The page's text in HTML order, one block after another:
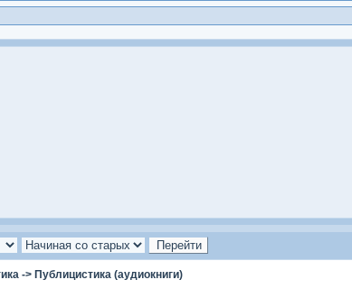
-> Публицистика (аудиокниги)